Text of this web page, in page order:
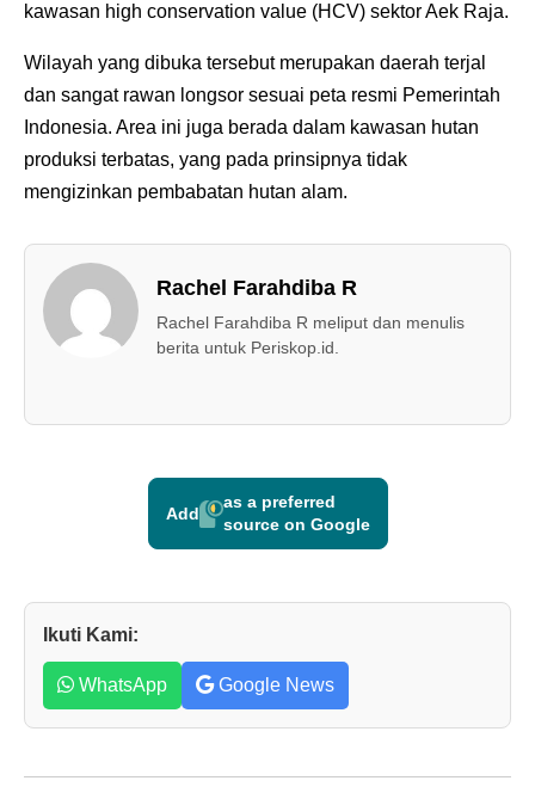
kawasan high conservation value (HCV) sektor Aek Raja.
Wilayah yang dibuka tersebut merupakan daerah terjal
dan sangat rawan longsor sesuai peta resmi Pemerintah
Indonesia. Area ini juga berada dalam kawasan hutan
produksi terbatas, yang pada prinsipnya tidak
mengizinkan pembabatan hutan alam.
Rachel Farahdiba R
Rachel Farahdiba R meliput dan menulis
berita untuk Periskop.id.
Add
as a preferred
source on Google
Ikuti Kami:
WhatsApp Google News